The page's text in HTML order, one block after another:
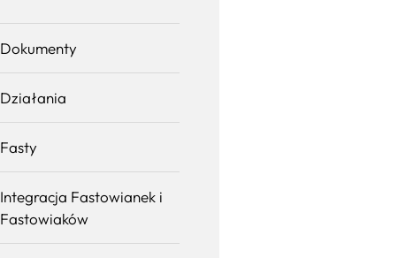
Dokumenty
Działania
Fasty
Integracja Fastowianek i
Fastowiaków